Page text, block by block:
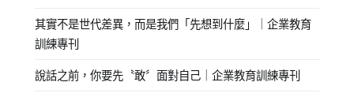
其實不是世代差異，而是我們「先想到什麼」｜企業教育
訓練專刊
說話之前，你要先〝敢〞面對自己｜企業教育訓練專刊